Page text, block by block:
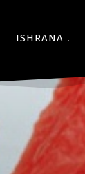
ISHRANA